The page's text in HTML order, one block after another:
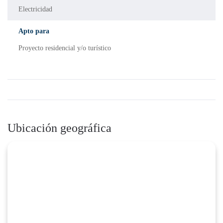
Electricidad
Apto para
Proyecto residencial y/o turístico
Ubicación geográfica